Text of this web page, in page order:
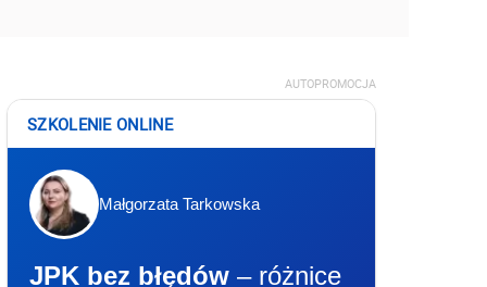
AUTOPROMOCJA
SZKOLENIE ONLINE
Małgorzata Tarkowska
JPK bez błędów – różnice